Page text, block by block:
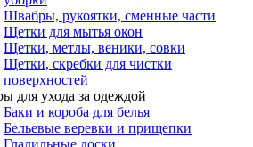
Швабры, рукоятки, сменные части
Щетки для мытья окон
Щетки, метлы, веники, совки
Щетки, скребки для чистки
поверхностей
для ухода за одеждой
Баки и короба для белья
Бельевые веревки и прищепки
Гладильные доски